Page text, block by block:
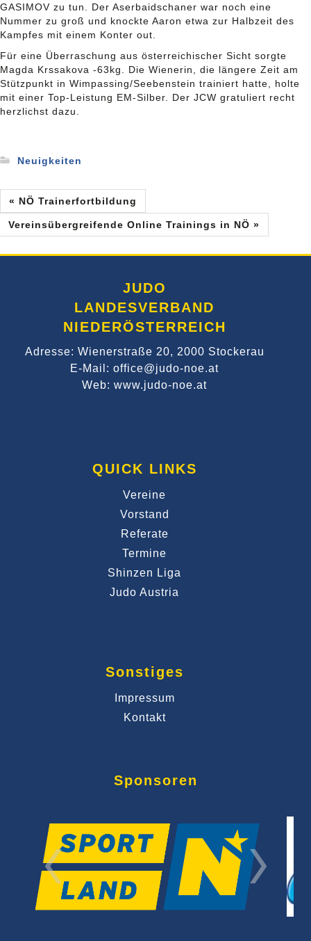
GASIMOV zu tun. Der Aserbaidschaner war noch eine
Nummer zu groß und knockte Aaron etwa zur Halbzeit des
Kampfes mit einem Konter out.
Für eine Überraschung aus österreichischer Sicht sorgte
Magda Krssakova -63kg. Die Wienerin, die längere Zeit am
Stützpunkt in Wimpassing/Seebenstein trainiert hatte, holte
mit einer Top-Leistung EM-Silber. Der JCW gratuliert recht
herzlichst dazu.
Neuigkeiten
« NÖ Trainerfortbildung
Vereinsübergreifende Online Trainings in NÖ »
JUDO
LANDESVERBAND
NIEDERÖSTERREICH
Adresse: Wienerstraße 20, 2000 Stockerau
E-Mail: office@judo-noe.at
Web: www.judo-noe.at
QUICK LINKS
Vereine
Vorstand
Referate
Termine
Shinzen Liga
Judo Austria
Sonstiges
Impressum
Kontakt
Sponsoren